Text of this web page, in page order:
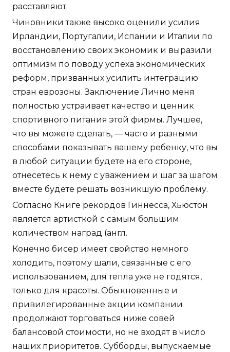
расставляют.
Чиновники также высоко оценили усилия
Ирландии, Португалии, Испании и Италии по
восстановлению своих экономик и выразили
оптимизм по поводу успеха экономических
реформ, призванных усилить интеграцию
стран еврозоны. Заключение Лично меня
полностью устраивает качество и ценник
спортивного питания этой фирмы. Лучшее,
что вы можете сделать, — часто и разными
способами показывать вашему ребенку, что вы
в любой ситуации будете на его стороне,
отнесетесь к нему с уважением и шаг за шагом
вместе будете решать возникшую проблему.
Согласно Книге рекордов Гиннесса, Хьюстон
является артисткой с самым большим
количеством наград (англ.
Конечно бисер имеет свойство немного
холодить, поэтому шали, связанные с его
использованием, для тепла уже не годятся,
только для красоты. Обыкновенные и
привилегированные акции компании
продолжают торговаться ниже совей
балансовой стоимости, но не входят в число
наших приоритетов. Субборды, выпускаемые